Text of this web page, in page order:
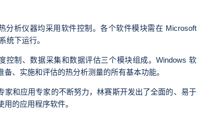
分析仪器均采用软件控制。各个软件模块需在 Microsoft
统下运行。
控制、数据采集和数据评估三个模块组成。Windows 软
备、实施和评估的热分析测量的所有基本功能。
家和应用专家的不断努力，林赛斯开发出了全面的、易于
用的应用程序软件。